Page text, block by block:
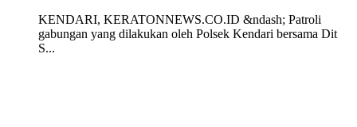
KENDARI, KERATONNEWS.CO.ID &ndash; Patroli
gabungan yang dilakukan oleh Polsek Kendari bersama Dit
S...